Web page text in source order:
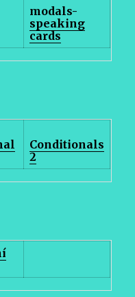
modals-
speaking
cards
Conditionals
2